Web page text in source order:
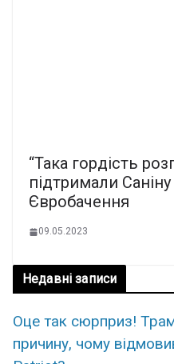
“Така гордість
підтримали
Євробачення
09.05.2023
Недавні записи
Оце так сюpприз!
пpичину, чому